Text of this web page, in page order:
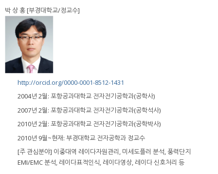
박 상 홍 [부경대학교/정교수]
http://orcid.org/0000-0001-8512-1431
2004년 2월: 포항공과대학교 전자전기공학과(공학사)
2007년 2월: 포항공과대학교 전자전기공학과(공학석사)
2010년 2월: 포항공과대학교 전자전기공학과(공학박사)
2010년 9월~현재: 부경대학교 전자공학과 정교수
[주 관심분야] 이중대역 레이다자원관리, 미세도플러 분석, 풍력단지
EMI/EMC 분석, 레이다표적인식, 레이다영상, 레이다 신호처리 등